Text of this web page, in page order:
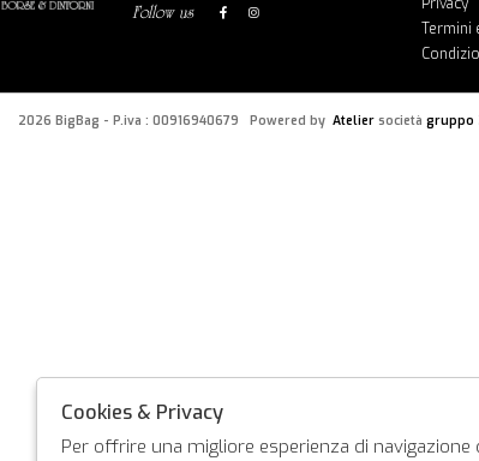
follow us
Termini
2026 BigBag - P.iva : 00916940679 Powered by Atelier società gruppo
Cookies & Privacy
Per offrire una migliore esperienza di